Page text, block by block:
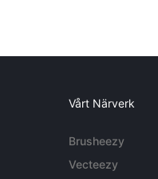
Vårt Närverk
Brusheezy
Vecteezy